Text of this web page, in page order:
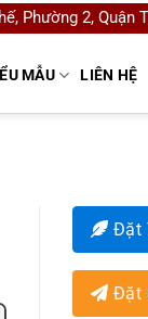
Phường 2, Quận
MẪU LIÊN HỆ
Đặt
Đặt